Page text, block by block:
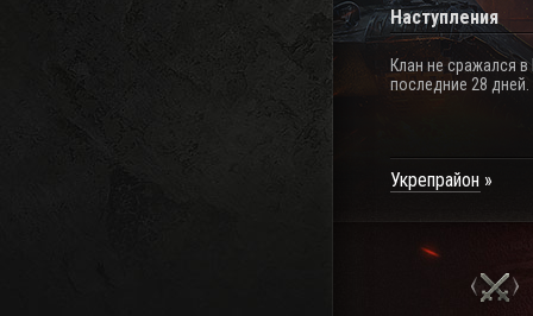
Наступления
Клан не сражался в
последние 28 дней.
Укрепрайон